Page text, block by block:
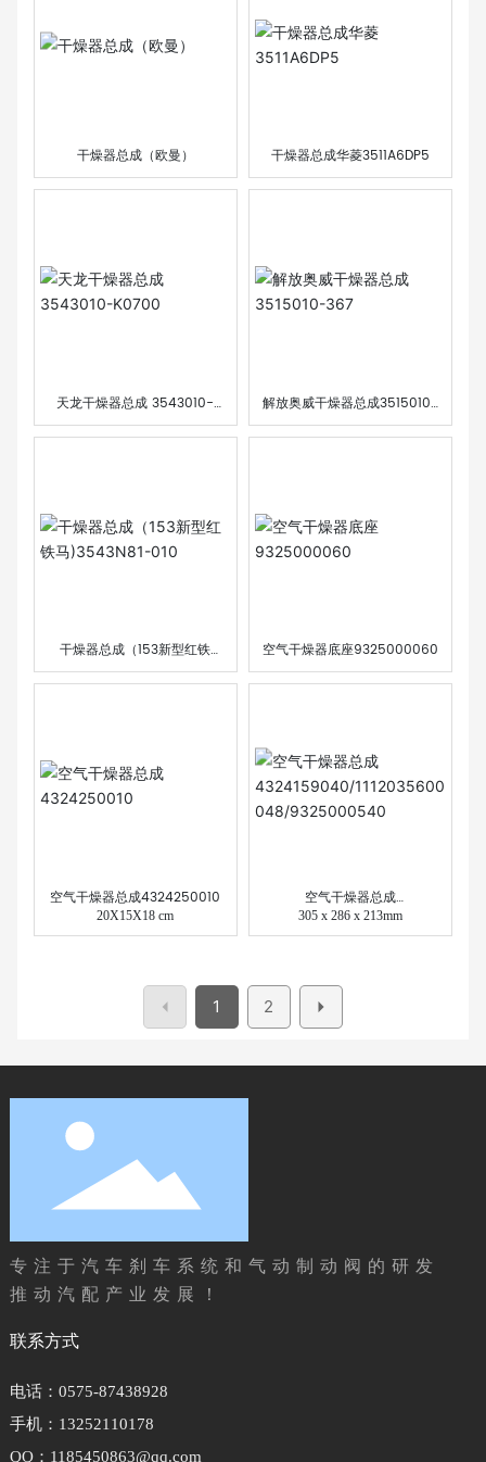
干燥器总成（欧曼） 干燥器总成华菱3511A6DP5
天龙干燥器总成 3543010-
K0700
解放奥威干燥器总成3515010-
367
干燥器总成（153新型红铁
马)3543N81-010
空气干燥器底座9325000060
空气干燥器总成4324250010
20X15X18 cm
空气干燥器总成
4324159040/111203560004
8/9325000540
305 x 286 x 213mm
1 2
专注于汽车刹车系统和气动制动阀的研发
推动汽配产业发展！
联系方式
电话： 0575-87438928
手机： 13252110178
QQ： 1185450863@qq.com